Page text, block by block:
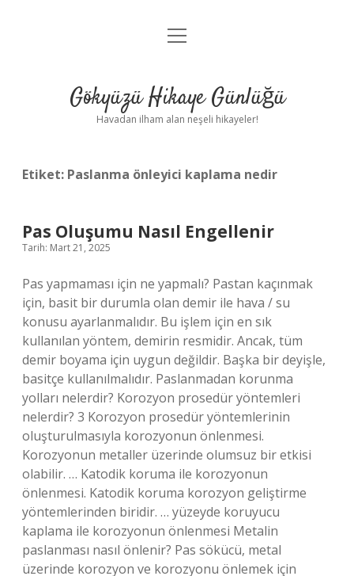
Anasayfa
Yasal Uyarı
menüyü
Gökyüzü Hikaye Günlüğü
Havadan ilham alan neşeli hikayeler!
Etiket: Paslanma önleyici kaplama nedir
Pas Oluşumu Nasıl Engellenir
Tarih: Mart 21, 2025
Pas yapmaması için ne yapmalı? Pastan kaçınmak
için, basit bir durumla olan demir ile hava / su
konusu ayarlanmalıdır. Bu işlem için en sık
kullanılan yöntem, demirin resmidir. Ancak, tüm
demir boyama için uygun değildir. Başka bir deyişle,
basitçe kullanılmalıdır. Paslanmadan korunma
yolları nelerdir? Korozyon prosedür yöntemleri
nelerdir? 3 Korozyon prosedür yöntemlerinin
oluşturulmasıyla korozyonun önlenmesi.
Korozyonun metaller üzerinde olumsuz bir etkisi
olabilir. … Katodik koruma ile korozyonun
önlenmesi. Katodik koruma korozyon geliştirme
yöntemlerinden biridir. … yüzeyde koruyucu
kaplama ile korozyonun önlenmesi Metalin
paslanması nasıl önlenir? Pas sökücü, metal
üzerinde korozyon ve korozyonu önlemek için